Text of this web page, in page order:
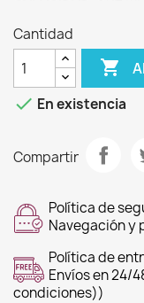
Cantidad

 En existencia
Compartir
Política de
Navegación y
Política de
Envíos en 24/
condiciones))